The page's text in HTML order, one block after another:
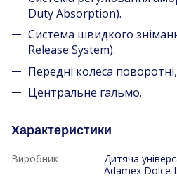
Duty Absorption).
Система швидкого
Release System).
Передні колеса
Центральне гальмо.
Характеристики
Виробник
Дитяча
Adamex Dolce